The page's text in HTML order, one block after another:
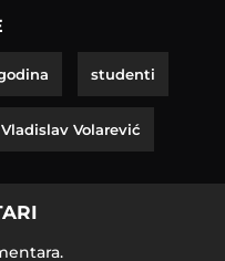
studenti
Vladislav Volarević